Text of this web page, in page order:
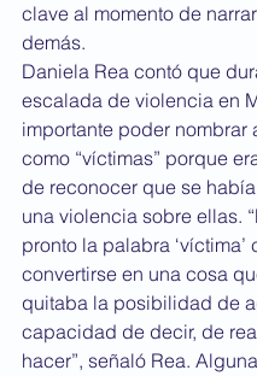
clave al momento de
demás.
Daniela Rea contó que
escalada de violencia en
importante poder nombrar
como “víctimas” porque
de reconocer que se
una violencia sobre ellas.
pronto la palabra ‘víctima’
convertirse en una cosa
quitaba la posibilidad de
capacidad de decir, de
hacer”, señaló Rea.